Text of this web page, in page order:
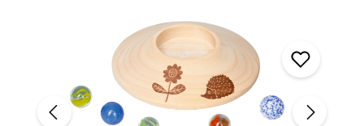
Bildergalerie überspringen